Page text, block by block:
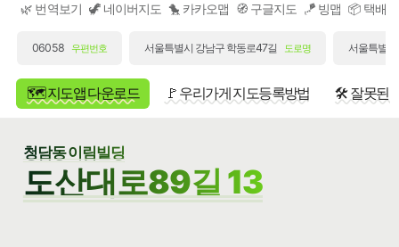
🌿 번역보기 🦖 네이버지도 🐤 카카오맵 🧭 구글지도 🪁 빙맵 📦 택배/
06058 우편번호 서울특별시 강남구 학동로47길 도로명 서울특별
🗺️ 지도앱 다운로드 🚩 우리가게 지도등록방법 🛠️ 잘못된
청담동 이림빌딩
도산대로89길 13